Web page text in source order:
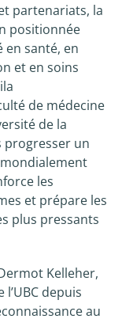
partenariats, la
positionnée
santé, en
et en soins
de médecine
de la
progresser un
les
et prépare les
plus pressants
Kelleher,
depuis
au